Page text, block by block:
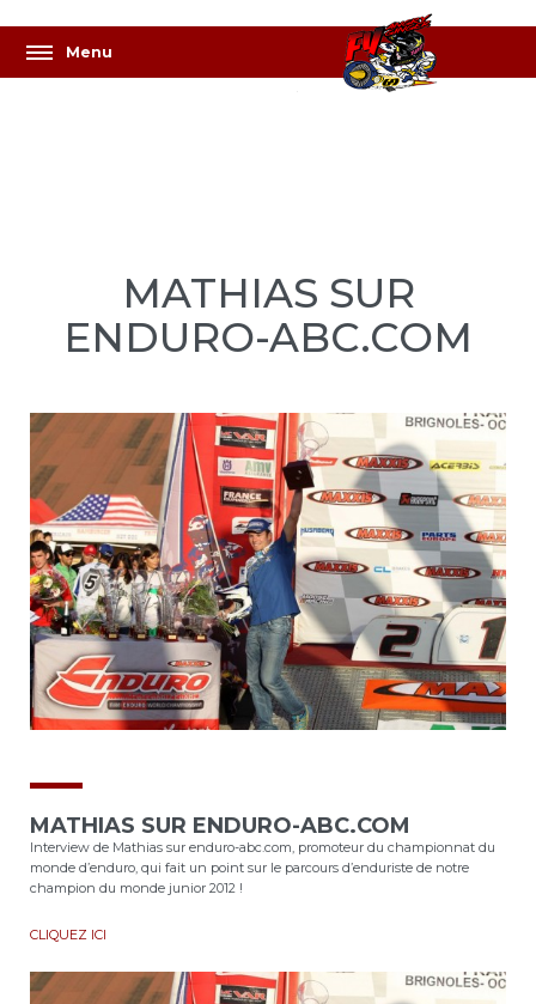
MATHIAS SUR
ENDURO-ABC.COM
MATHIAS SUR ENDURO-ABC.COM
Interview de Mathias sur enduro-abc.com, promoteur du championnat du
monde d’enduro, qui fait un point sur le parcours d’enduriste de notre
champion du monde junior 2012 !
CLIQUEZ ICI